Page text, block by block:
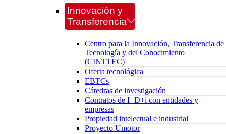
Innovación y
Transferencia
Centro para la Innovación, Transferencia de
Tecnología y del Conocimiento
(CINTTEC)
Oferta tecnológica
EBTCs
Cátedras de investigación
Contratos de I+D+i con entidades y
empresas
Propiedad intelectual e industrial
Proyecto Umotor